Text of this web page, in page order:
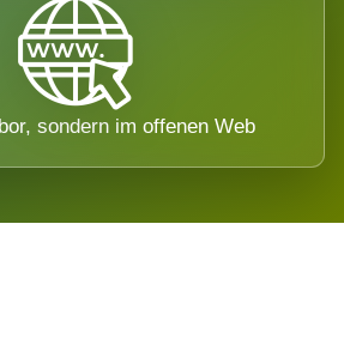
sondern im offenen Web